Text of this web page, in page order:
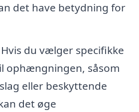
det have betydning for
Hvis du vælger specifikke
ophængningen, såsom
eller beskyttende
det øge